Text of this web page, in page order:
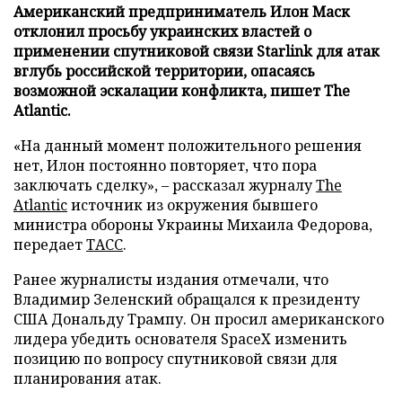
Американский предприниматель Илон Маск
отклонил просьбу украинских властей о
применении спутниковой связи Starlink для атак
вглубь российской территории, опасаясь
возможной эскалации конфликта, пишет The
Atlantic.
«На данный момент положительного решения
нет, Илон постоянно повторяет, что пора
заключать сделку», – рассказал журналуThe
Atlanticисточник из окружения бывшего
министра обороны Украины Михаила Федорова,
передаетТАСС.
Ранее журналисты издания отмечали, что
Владимир Зеленский обращался к президенту
США Дональду Трампу. Он просил американского
лидера убедить основателя SpaceX изменить
позицию по вопросу спутниковой связи для
планирования атак.